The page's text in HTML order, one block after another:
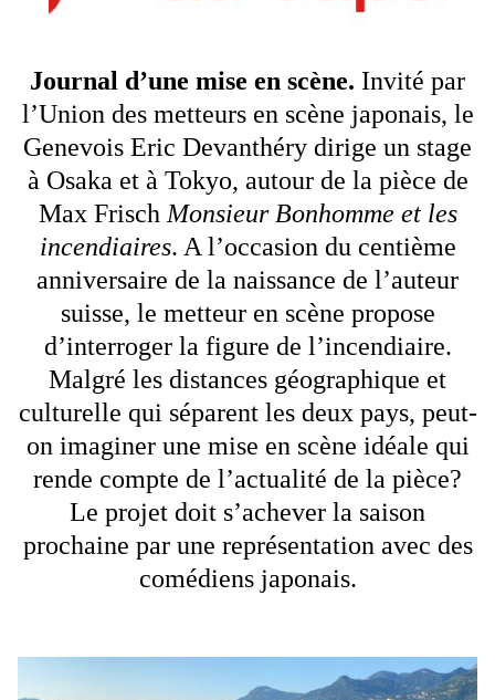
Journal d’une mise en scène. Invité par
l’Union des metteurs en scène japonais, le
Genevois Eric Devanthéry dirige un stage
à Osaka et à Tokyo, autour de la pièce de
Max Frisch Monsieur Bonhomme et les
incendiaires. A l’occasion du centième
anniversaire de la naissance de l’auteur
suisse, le metteur en scène propose
d’interroger la figure de l’incendiaire.
Malgré les distances géographique et
culturelle qui séparent les deux pays, peut-
on imaginer une mise en scène idéale qui
rende compte de l’actualité de la pièce?
Le projet doit s’achever la saison
prochaine par une représentation avec des
comédiens japonais.